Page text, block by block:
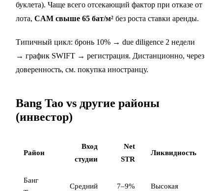
буклета). Чаще всего отсекающий фактор при отказе от
лота, CAM свыше 65 бат/м² без роста ставки аренды.
Типичный цикл: бронь 10% → due diligence 2 недели
→ график SWIFT → регистрация. Дистанционно, через
доверенность, см. покупка иностранцу.
Bang Tao vs другие районы
(инвестор)
Район
Вход
студии
Net
STR
Ликвидность
Банг
Средний 7–9% Высокая